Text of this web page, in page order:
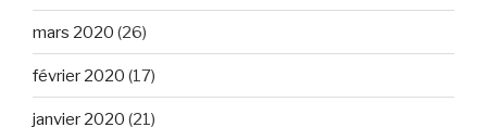
mars 2020 (26)
février 2020 (17)
janvier 2020 (21)